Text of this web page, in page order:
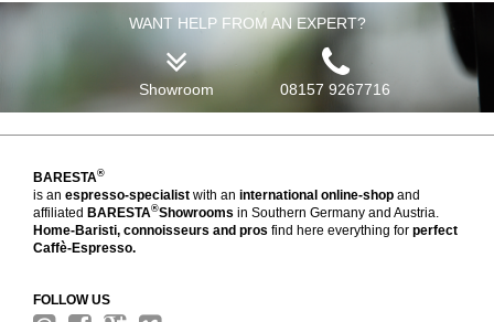
WANT HELP FROM AN EXPERT?
Showroom 08157 9267716
BARESTA®
is an espresso-specialist with an international online-shop and
affiliated BARESTA®Showrooms in Southern Germany and Austria.
Home-Baristi, connoisseurs and pros find here everything for perfect
Caffè-Espresso.
FOLLOW US